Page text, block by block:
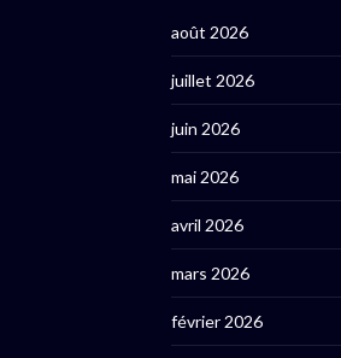
août 2026
juillet 2026
juin 2026
mai 2026
avril 2026
mars 2026
février 2026